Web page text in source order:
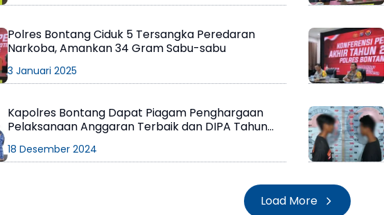
Polres Bontang Ciduk 5 Tersangka Peredaran
Narkoba, Amankan 34 Gram Sabu-sabu
3 Januari 2025
Kapolres Bontang Dapat Piagam Penghargaan
Pelaksanaan Anggaran Terbaik dan DIPA Tahun
18 Desember 2024
Load More